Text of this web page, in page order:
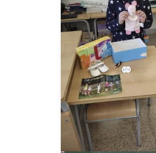
__AMPLIAR__